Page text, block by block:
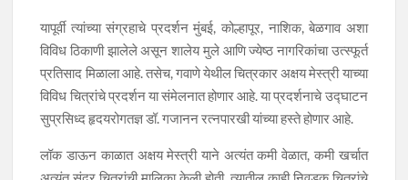
यापूर्वी त्यांच्या संग्रहाचे प्रदर्शन मुंबई, कोल्हापूर, नाशिक, बेळगाव अशा
विविध ठिकाणी झालेले असून शालेय मुले आणि ज्येष्ठ नागरिकांचा उत्स्फूर्त
प्रतिसाद मिळाला आहे. तसेच, गवाणे येथील चित्रकार अक्षय मेस्त्री याच्या
विविध चित्रांचे प्रदर्शन या संमेलनात होणार आहे. या प्रदर्शनाचे उद्घाटन
सुप्रसिध्द हृदयरोगतज्ञ डॉ. गजानन रत्नपारखी यांच्या हस्ते होणार आहे.
लॉक डाऊन काळात अक्षय मेस्त्री याने अत्यंत कमी वेळात, कमी खर्चात